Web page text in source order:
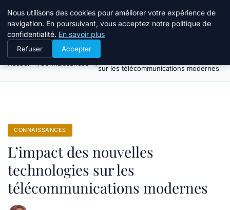
Bible Telemarketing
L’impact des nouvelles technologies
sur les télécommunications modernes
CONNAISSANCES
L’impact des nouvelles
technologies sur les
télécommunications modernes
Nous utilisons des cookies pour améliorer votre expérience de
navigation. En poursuivant, vous acceptez notre politique de
confidentialité. En savoir plus
Refuser Accepter